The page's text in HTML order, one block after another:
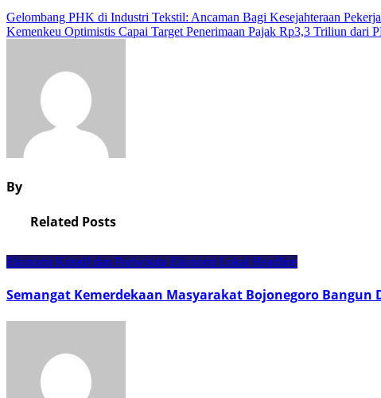
Navigasi
Gelombang PHK di Industri Tekstil: Ancaman Bagi Kesejahteraan
Kemenkeu Optimistis Capai Target Penerimaan Pajak Rp3,3 Triliun dari
By
Related Posts
Ekonomi Kreatif dan Pariwisata Ekonomi Lokal Headline
Semangat Kemerdekaan Masyarakat Bojonegoro Bangun